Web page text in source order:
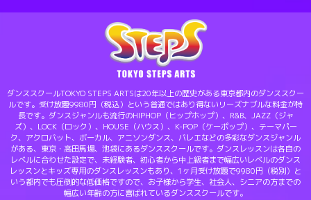
ダンススクールTOKYO STEPS ARTSは20年以上の歴史がある東京都内のダンススクー
ルです。受け放題9980円（税込）という普通ではあり得ないリーズナブルな料金が特
長です。ダンスジャンルも流行のHIPHOP（ヒップホップ）、R&B、JAZZ（ジャ
ズ）、LOCK（ロック）、HOUSE（ハウス）、K-POP（ケーポップ）、テーマパー
ク、アクロバット、ボーカル、アニソンダンス、バレエなどの多彩なダンスジャンル
がある、東京・高田馬場、池袋にあるダンススクールです。ダンスレッスンは各自の
レベルに合わせた設定で、未経験者、初心者から中上級者まで幅広いレベルのダンス
レッスンとキッズ専用のダンスレッスンもあり、1ヶ月受け放題で9980円（税別）と
いう都内でも圧倒的な低価格ですので、お子様から学生、社会人、シニアの方までの
幅広い年齢の方に喜ばれているダンススクールです。